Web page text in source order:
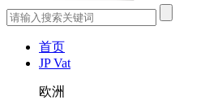
首页
JP Vat
欧洲